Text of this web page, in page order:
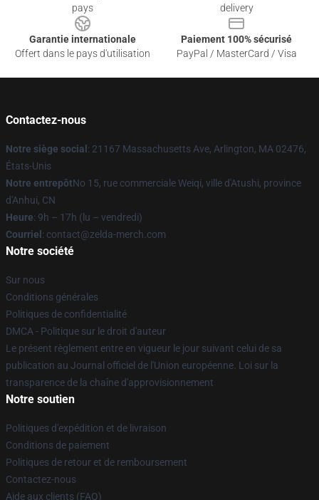
pays
delivery
Garantie internationale
Offert dans le pays d'utilisation
Paiement 100% sécurisé
PayPal / MasterCard / Visa
Contactez-nous
Notre siège social : 21167 Massachusetts Ave, Arlington, MA 02476,
États-Unis
Notre entrepôtNo 15, rue commerciale Weiqi, ville d'Atushi, province
d'Anhui, CN
Heure: 9h – 17h (lu – vendredi)
Courriel : contact@zelda-merch.com
Notre société
Sur nous
Conditions générales
Politiques de confidentialité
DMCA - Politique sur le droit d'auteur
Le présent règlement entre en vigueur le jour suivant celui de sa
publication au Journal officiel de l'Union européenne. Loi sur la
transparence de la chaîne d'approvisionnement
Notre soutien
Politiques d'expédition et de livraison
Conditions de paiement
Politiques de retour et de remboursement
Contactez-nous
Aide aux clients (FAQ)